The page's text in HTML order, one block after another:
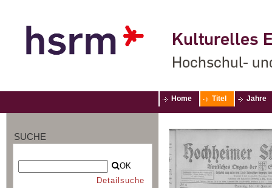
Kulturelles
Hochschul-
Home Titel Jahre
SUCHE
OK
Detailsuche